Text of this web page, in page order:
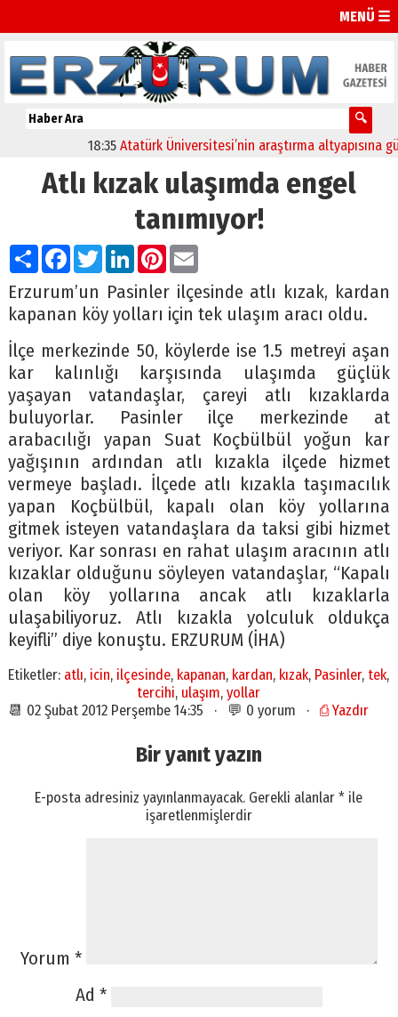
MENÜ ☰
18:35 Atatürk Üniversitesi’nin araştırma altyapısına
Atlı kızak ulaşımda engel
tanımıyor!
PaylaşFacebook
TwitterLinkedIn
Pinterest
Email
Erzurum’un Pasinler ilçesinde atlı kızak, kardan
kapanan köy yolları için tek ulaşım aracı oldu.
İlçe merkezinde 50, köylerde ise 1.5 metreyi aşan
kar kalınlığı karşısında ulaşımda güçlük
yaşayan vatandaşlar, çareyi atlı kızaklarda
buluyorlar. Pasinler ilçe merkezinde at
arabacılığı yapan Suat Koçbülbül yoğun kar
yağışının ardından atlı kızakla ilçede hizmet
vermeye başladı. İlçede atlı kızakla taşımacılık
yapan Koçbülbül, kapalı olan köy yollarına
gitmek isteyen vatandaşlara da taksi gibi hizmet
veriyor. Kar sonrası en rahat ulaşım aracının atlı
kızaklar olduğunu söyleyen vatandaşlar, “Kapalı
olan köy yollarına ancak atlı kızaklarla
ulaşabiliyoruz. Atlı kızakla yolculuk oldukça
keyifli” diye konuştu. ERZURUM (İHA)
Etiketler: atlı, icin, ilçesinde, kapanan, kardan, kızak, Pasinler, tek,
tercihi, ulaşım,yollar
📆 02 Şubat 2012 Perşembe 14:35 · 💬 0 yorum · ⎙ Yazdır
Bir yanıt yazın
E-posta adresiniz yayınlanmayacak. Gerekli alanlar* ile
işaretlenmişlerdir
Yorum *
Ad *